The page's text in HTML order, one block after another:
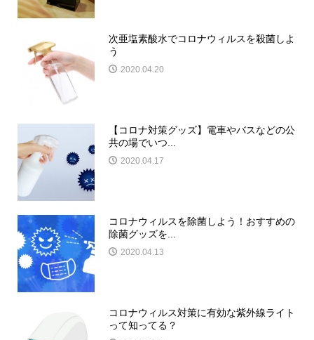
次亜塩素酸水でコロナウィルスを殺菌しよ
う
2020.04.20
【コロナ対策グッズ】電車やバスなどの公
共の場でいつ...
2020.04.17
コロナウィルスを除菌しよう！おすすめの
除菌グッズを...
2020.04.13
コロナウィルス対策に有効な紫外線ライト
って知ってる？